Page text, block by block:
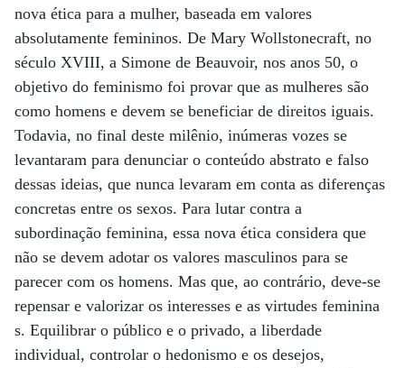
nova ética para a mulher, baseada em valores
absolutamente femininos. De Mary Wollstonecraft, no
século XVIII, a Simone de Beau­voir, nos anos 50, o
objetivo do feminismo foi provar que as mulheres são
como homens e devem se beneficiar de direitos iguais.
Todavia, no final deste milênio, inúmeras vozes se
levantaram para denunciar o conteúdo abstrato e falso
dessas ideias, que nunca levaram em conta as diferenças
concretas entre os sexos. Para lutar contra a
subordinação feminina, essa nova ética considera que
não se devem adotar os valores masculinos para se
parecer com os homens. Mas que, ao contrário, deve-se
repensar e valorizar os interesses e as virtudes feminina
s. Equilibrar o público e o privado, a liberdade
individual, controlar o hedonismo e os desejos,